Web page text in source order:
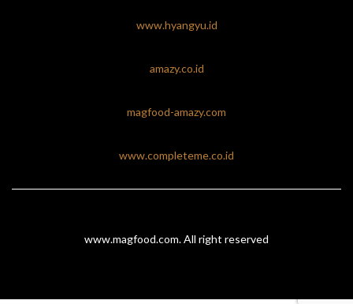
www.hyangyu.id
amazy.co.id
magfood-amazy.com
www.completeme.co.id
www.magfood.com. All right reserved